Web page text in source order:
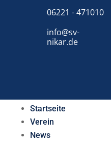
06221 - 471010
info@sv-
nikar.de
Startseite
Verein
News